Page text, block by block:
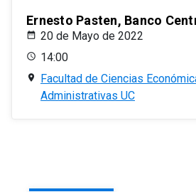
Ernesto Pasten, Banco
20 de Mayo de 2022
14:00
Facultad de Ciencias
Administrativas UC